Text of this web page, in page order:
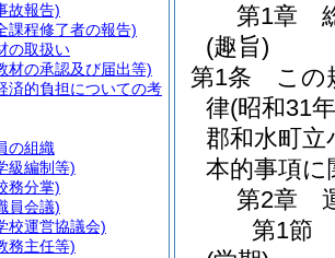
第1章
(趣旨)
第1条
この
律(昭和31
郡和水町立
本的事項
第2章
第1節
故報告)
課程修了者の報告)
の取扱い
材の承認及び届出等)
済的負担についての考
の組織
級編制等)
務分掌)
員会議)
校運営協議会)
務主任等)